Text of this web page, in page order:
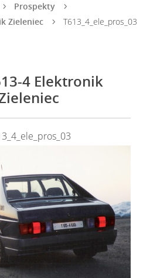
Prospekty
Zieleniec
T613_4_ele_pros_03
4 Elektronik